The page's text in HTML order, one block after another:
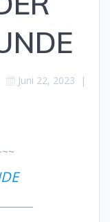
Juni 22, 2023 |